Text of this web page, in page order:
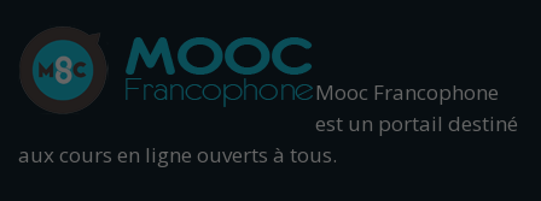
Mooc Francophone
est un portail destiné
aux cours en ligne ouverts à tous.